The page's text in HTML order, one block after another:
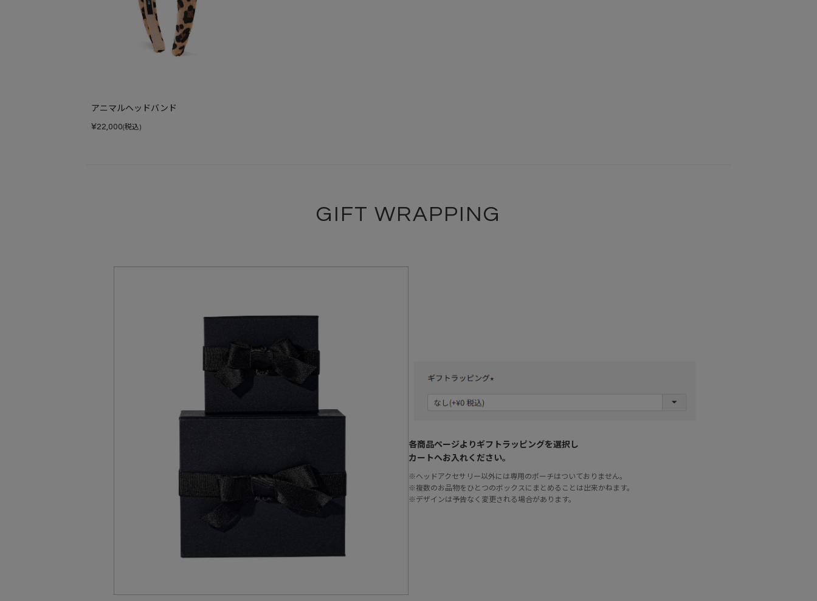
アニマルヘッドバンド
¥22,000(税込)
GIFT WRAPPING
各商品ページよりギフトラッピングを選択し
カートへお入れください。
※ヘッドアクセサリー以外には専用のポーチはついておりません。
※複数のお品物をひとつのボックスにまとめることは出来かねます。
※デザインは予告なく変更される場合があります。